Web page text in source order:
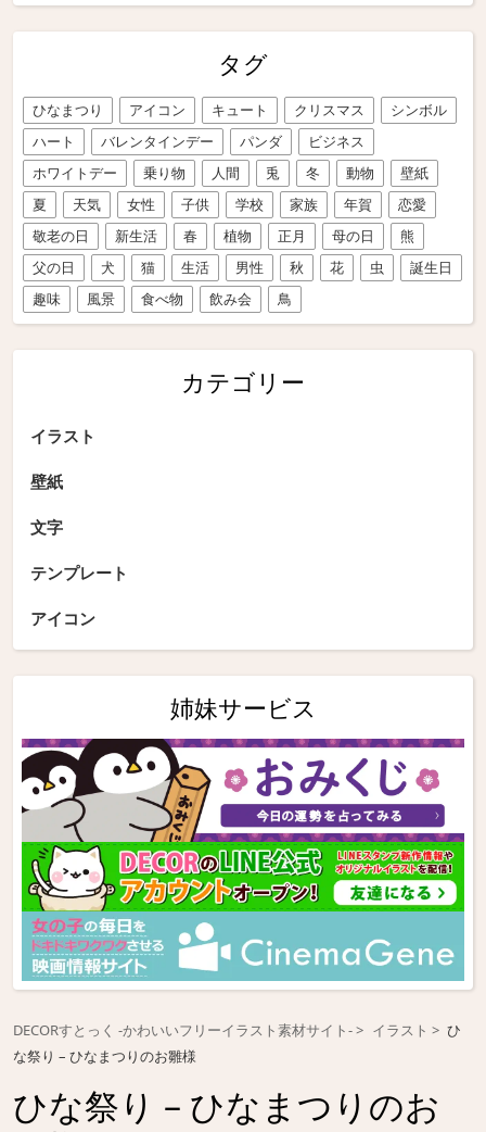
タグ
ひなまつり アイコン キュート クリスマス
シンボル
ハート
バレンタインデー パンダ
ビジネス
ホワイトデー
乗り物 人間 兎 冬 動物
壁紙
夏
天気 女性 子供 学校 家族 年賀
恋愛
敬老の日
新生活 春 植物 正月 母の日
熊
父の日
犬 猫 生活 男性 秋 花 虫
誕生日
趣味
風景 食べ物 飲み会 鳥
カテゴリー
イラスト
壁紙
文字
テンプレート
アイコン
姉妹サービス
DECORすとっく -かわいいフリーイラスト素材サイト- イラスト
ひ
な祭り – ひなまつりのお雛様
ひな祭り – ひなまつりのお